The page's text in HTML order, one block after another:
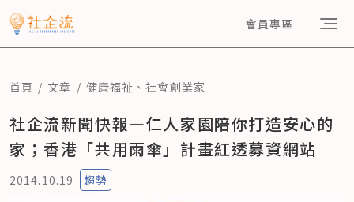
會員專區
首頁 文章 健康福祉 、社會創業家
社企流新聞快報—仁人家園陪你打造安心的
家；香港「共用雨傘」計畫紅透募資網站
2014.10.19 趨勢